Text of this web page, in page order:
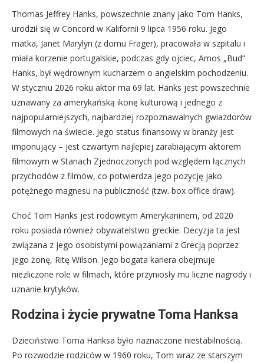
Thomas Jeffrey Hanks, powszechnie znany jako Tom Hanks,
urodził się w Concord w Kalifornii 9 lipca 1956 roku. Jego
matka, Janet Marylyn (z domu Frager), pracowała w szpitalu i
miała korzenie portugalskie, podczas gdy ojciec, Amos „Bud”
Hanks, był wędrownym kucharzem o angielskim pochodzeniu.
W styczniu 2026 roku aktor ma 69 lat. Hanks jest powszechnie
uznawany za amerykańską ikonę kulturową i jednego z
najpopularniejszych, najbardziej rozpoznawalnych gwiazdorów
filmowych na świecie. Jego status finansowy w branży jest
imponujący – jest czwartym najlepiej zarabiającym aktorem
filmowym w Stanach Zjednoczonych pod względem łącznych
przychodów z filmów, co potwierdza jego pozycję jako
potężnego magnesu na publiczność (tzw. box office draw).
Choć Tom Hanks jest rodowitym Amerykaninem, od 2020
roku posiada również obywatelstwo greckie. Decyzja ta jest
związana z jego osobistymi powiązaniami z Grecją poprzez
jego żonę, Ritę Wilson. Jego bogata kariera obejmuje
niezliczone role w filmach, które przyniosły mu liczne nagrody i
uznanie krytyków.
Rodzina i życie prywatne Toma Hanksa
Dzieciństwo Toma Hanksa było naznaczone niestabilnością.
Po rozwodzie rodziców w 1960 roku, Tom wraz ze starszym